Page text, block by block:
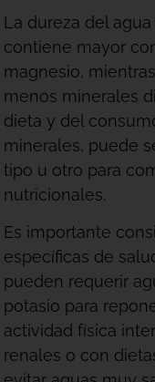
La dureza del
contiene mayor
magnesio,
menos minerales
dieta y del
minerales, puede
tipo u otro para
nutricionales.
Es importante
específicas de
pueden requerir
potasio para
actividad física
renales o con